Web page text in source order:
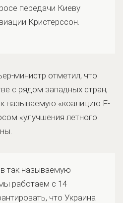
передачи Киеву
Кристерссон.
министр отметил, что
с рядом западных стран,
называемую «коалицию F-
«улучшения летного
так называемую
работаем с 14
что Украина